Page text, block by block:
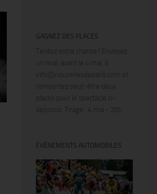
GAGNEZ DES PLACES
Tentez votre chance ! Envoyez
un mail, avant le 4 mai, à
info@nouvellesdeparis.com et
remportez peut-être deux
places pour le spectacle ci-
dessous. Tirage : 4 mai - 20h
ÉVÉNEMENTS AUTOMOBILES